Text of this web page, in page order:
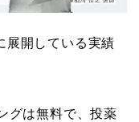
展開している実績
グは無料で、投薬